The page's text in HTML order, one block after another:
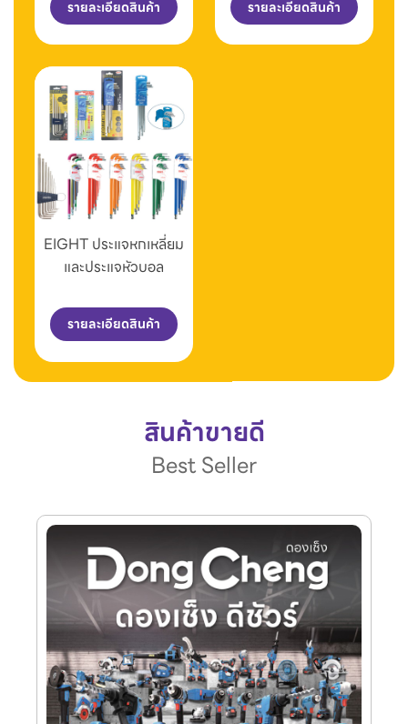
รายละเอียดสินค้า รายละเอียดสินค้า
EIGHT ประแจหกเหลี่ยม
และประแจหัวบอล
รายละเอียดสินค้า
สินค้าขายดี
Best Seller